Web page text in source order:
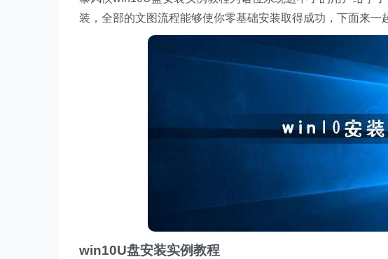
装，全部的文图流程能够使你零基础安装取得成功，下面来一
win10U盘安装实例教程